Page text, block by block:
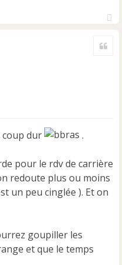
coup dur .
pour le rdv de carrière
redoute plus ou moins
un peu cinglée ). Et on
goupiller les
et que le temps